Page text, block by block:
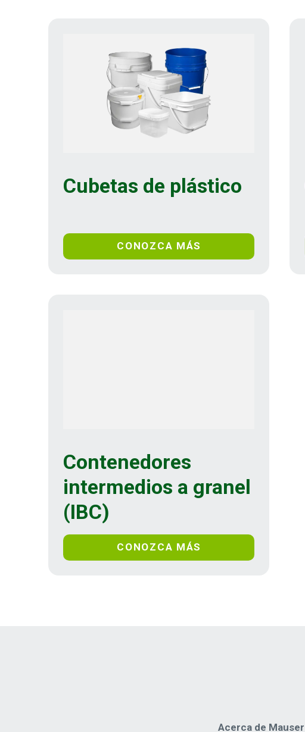
Cubetas de plástico
CONOZCA MÁS
Contenedores
intermedios a granel
(IBC)
CONOZCA MÁS
Acerca de Mauser